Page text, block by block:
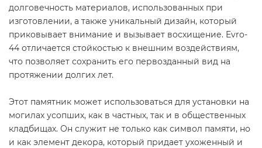
долговечность материалов, использованных при
изготовлении, а также уникальный дизайн, который
приковывает внимание и вызывает восхищение. Evro-
44 отличается стойкостью к внешним воздействиям,
что позволяет сохранить его первозданный вид на
протяжении долгих лет.
Этот памятник может использоваться для установки на
могилах усопших, как в частных, так и в общественных
кладбищах. Он служит не только как символ памяти, но
и как элемент декора, который придает ухоженный и